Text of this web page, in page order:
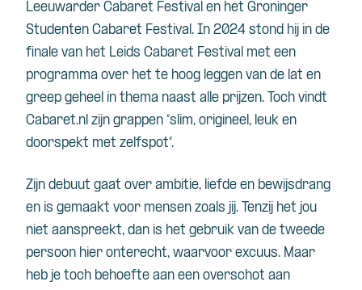
Leeuwarder Cabaret Festival en het Groninger
Studenten Cabaret Festival. In 2024 stond hij in de
finale van het Leids Cabaret Festival met een
programma over het te hoog leggen van de lat en
greep geheel in thema naast alle prijzen. Toch vindt
Cabaret.nl zijn grappen “slim, origineel, leuk en
doorspekt met zelfspot”.
Zijn debuut gaat over ambitie, liefde en bewijsdrang
en is gemaakt voor mensen zoals jij. Tenzij het jou
niet aanspreekt, dan is het gebruik van de tweede
persoon hier onterecht, waarvoor excuus. Maar
heb je toch behoefte aan een overschot aan